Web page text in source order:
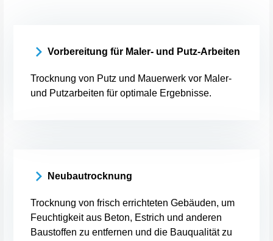
Vorbereitung für Maler- und Putz-Arbeiten
Trocknung von Putz und Mauerwerk vor Maler-
und Putzarbeiten für optimale Ergebnisse.
Neubautrocknung
Trocknung von frisch errichteten Gebäuden, um
Feuchtigkeit aus Beton, Estrich und anderen
Baustoffen zu entfernen und die Bauqualität zu